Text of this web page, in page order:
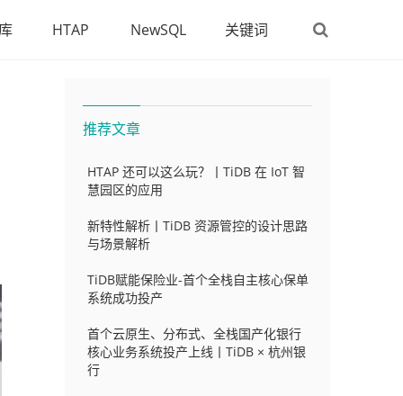
HTAP NewSQL 关键词
推荐文章
HTAP 还可以这么玩？丨TiDB 在 IoT 智
慧园区的应用
新特性解析丨TiDB 资源管控的设计思路
与场景解析
TiDB赋能保险业-首个全栈自主核心保单
系统成功投产
首个云原生、分布式、全栈国产化银行
核心业务系统投产上线丨TiDB × 杭州银
行